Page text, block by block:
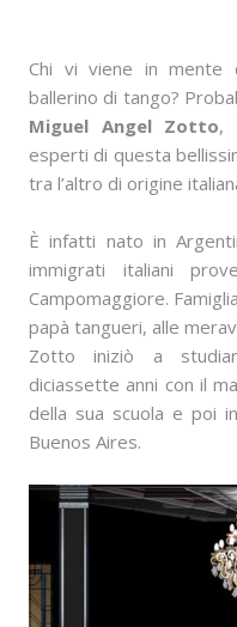
Chi vi viene in mente
ballerino di tango?
Miguel Angel Zotto,
esperti di questa
tra l’altro di origine
È infatti nato in
immigrati italiani
Campomaggiore.
papà tangueri, alle
Zotto iniziò a
diciassette anni con il
della sua scuola e poi
Buenos Aires.